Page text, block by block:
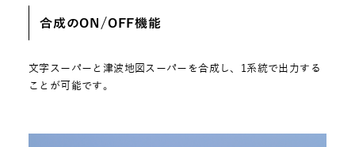
合成のON/OFF機能
文字スーパーと津波地図スーパーを合成し、1系統で出力する
ことが可能です。